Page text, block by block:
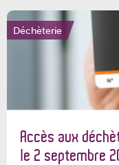
Déchèterie
Accès aux
le 2 septembre